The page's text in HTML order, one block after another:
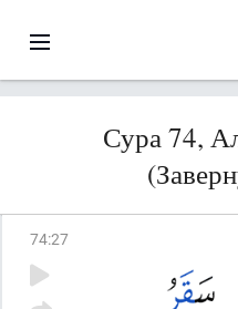
Сура 74,
74:27